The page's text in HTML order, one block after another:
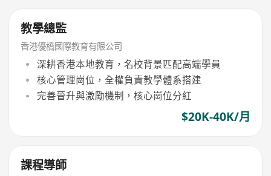
教學總監
香港優橋國際教育有限公司
深耕香港本地教育，名校背景匹配高端學員
核心管理崗位，全權負責教學體系搭建
完善晉升與激勵機制，核心崗位分紅
$20K-40K/月
課程導師